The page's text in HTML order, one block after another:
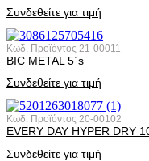
Συνδεθείτε για τιμή
Κωδ. Προϊόντος 21-00011
BIC METAL 5΄s
Συνδεθείτε για τιμή
Κωδ. Προϊόντος 20-00102
EVERY DAY HYPER DRY
Συνδεθείτε για τιμή